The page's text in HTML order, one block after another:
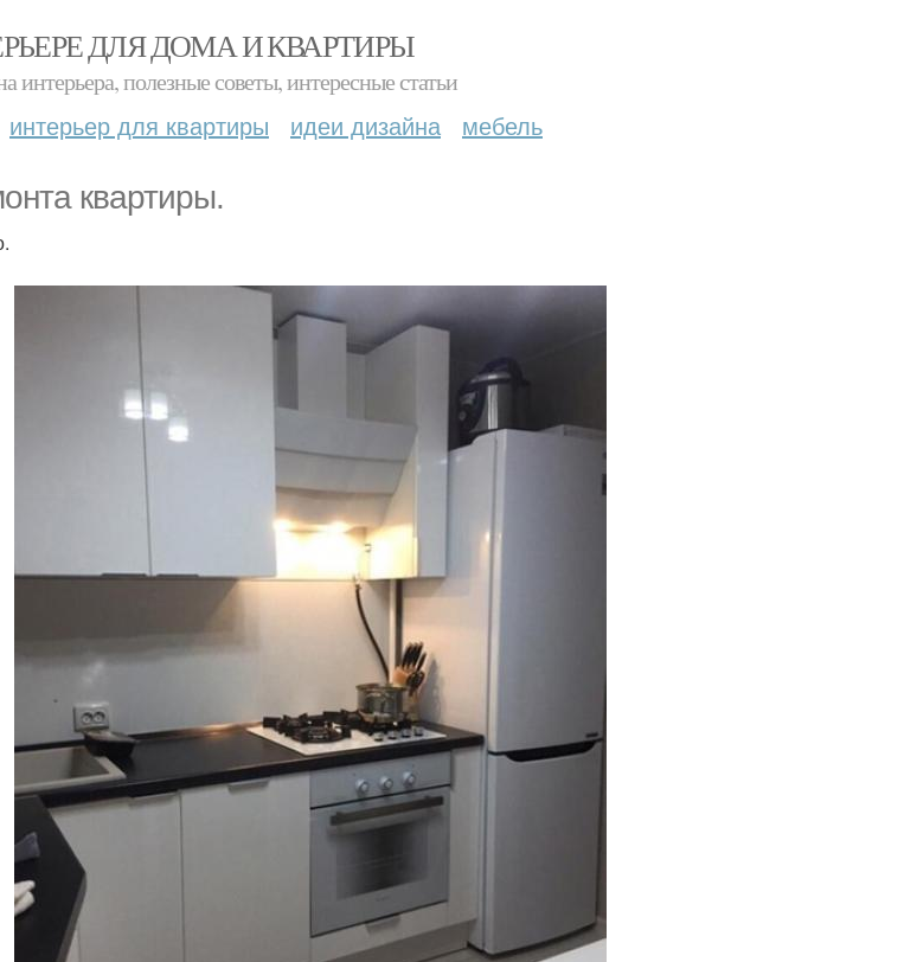
ДЛЯ ДОМА И КВАРТИРЫ
интерьера, полезные советы, интересные статьи
интерьер для квартиры идеи дизайна мебель
квартиры.